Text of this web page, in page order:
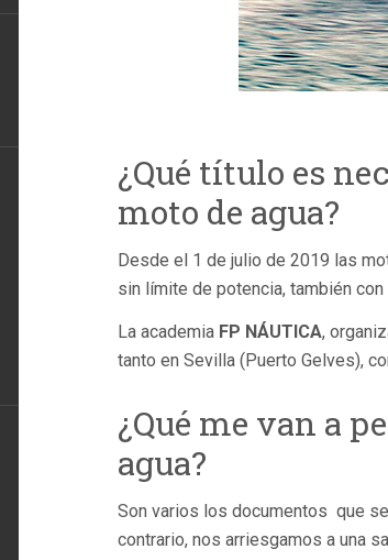
¿Qué título es
moto de agua?
Desde el 1 de julio de 2019 las
sin límite de potencia, también
La academia FP NÁUTICA,
tanto en Sevilla (Puerto Gelves),
¿Qué me van a
agua?
Son varios los documentos que
contrario, nos arriesgamos a una